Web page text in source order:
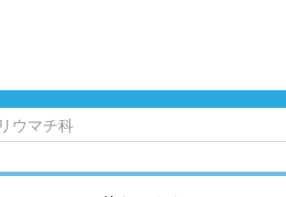
リウマチ科